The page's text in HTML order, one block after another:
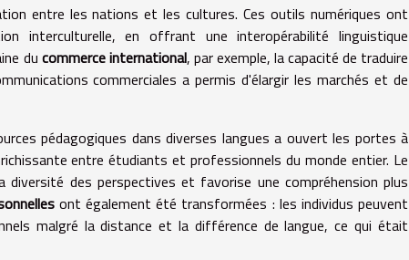
entre les nations et les cultures. Ces outils numériques ont
interculturelle, en offrant une interopérabilité linguistique
du commerce international, par exemple, la capacité de traduire
commerciales a permis d'élargir les marchés et de
pédagogiques dans diverses langues a ouvert les portes à
entre étudiants et professionnels du monde entier. Le
des perspectives et favorise une compréhension plus
ont également été transformées : les individus peuvent
malgré la distance et la différence de langue, ce qui était